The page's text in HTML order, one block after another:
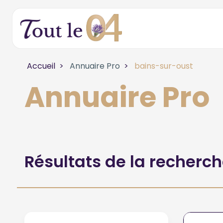
Accueil Annuaire Pro bains-sur-oust
Annuaire Pro
Résultats de la